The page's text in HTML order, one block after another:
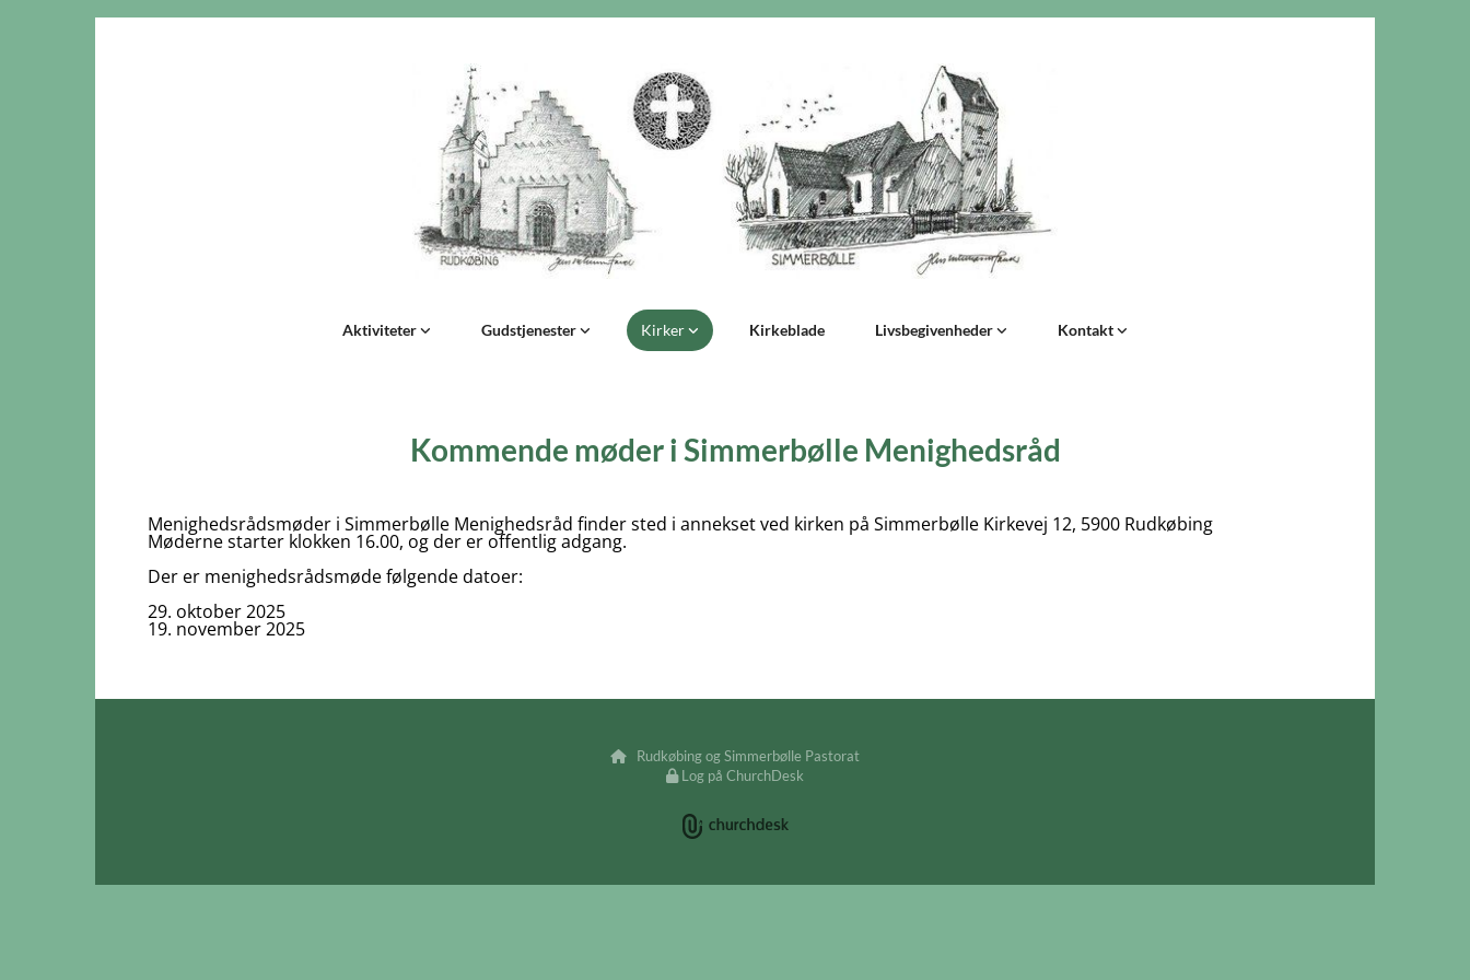
Aktiviteter Gudstjenester Kirker Kirkeblade Livsbegivenheder Kontakt
Kommende møder i Simmerbølle Menighedsråd
Menighedsrådsmøder i Simmerbølle Menighedsråd finder sted i annekset ved kirken på Simmerbølle Kirkevej 12, 5900 Rudkøbing
Møderne starter klokken 16.00, og der er offentlig adgang.
Der er menighedsrådsmøde følgende datoer:
29. oktober 2025
19. november 2025

Rudkøbing og Simmerbølle Pastorat
Log på ChurchDesk